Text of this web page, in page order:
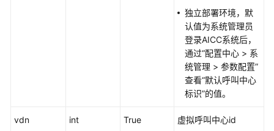
独立部署环境，默
认值为系统管理员
登录AICC系统后，
通过“配置中心 > 系
统管理 > 参数配置”
查看“默认呼叫中心
标识”的值。
vdn int True 虚拟呼叫中心id